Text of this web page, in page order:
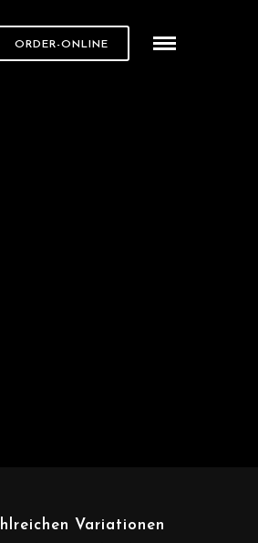
ORDER-ONLINE
Variationen